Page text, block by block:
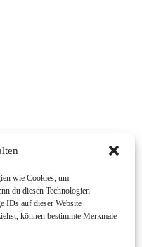
wie Cookies, um
du diesen Technologien
IDs auf dieser Website
können bestimmte Merkmale